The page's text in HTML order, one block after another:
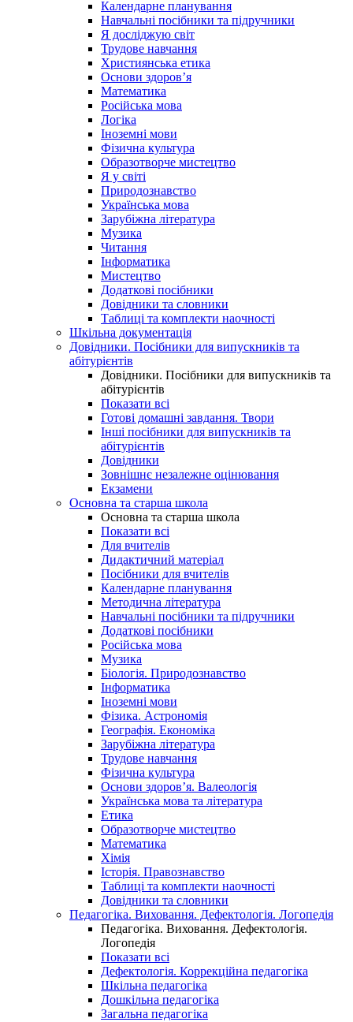
Календарне планування
Навчальні посібники та підручники
Я досліджую світ
Трудове навчання
Християнська етика
Основи здоров’я
Математика
Російська мова
Логіка
Іноземні мови
Фізична культура
Образотворче мистецтво
Я у світі
Природознавство
Українська мова
Зарубіжна література
Музика
Читання
Інформатика
Мистецтво
Додаткові посібники
Довідники та словники
Таблиці та комплекти наочності
Шкільна документація
Довідники. Посібники для випускників та
абітурієнтів
Довідники. Посібники для випускників та
абітурієнтів
Показати всі
Готові домашні завдання. Твори
Інші посібники для випускників та
абітурієнтів
Довідники
Зовнішнє незалежне оцінювання
Екзамени
Основна та старша школа
Основна та старша школа
Показати всі
Для вчителів
Дидактичний матеріал
Посібники для вчителів
Календарне планування
Методична література
Навчальні посібники та підручники
Додаткові посібники
Російська мова
Музика
Біологія. Природознавство
Інформатика
Іноземні мови
Фізика. Астрономія
Географія. Економіка
Зарубіжна література
Трудове навчання
Фізична культура
Основи здоров’я. Валеологія
Українська мова та література
Етика
Образотворче мистецтво
Математика
Хімія
Історія. Правознавство
Таблиці та комплекти наочності
Довідники та словники
Педагогіка. Виховання. Дефектологія. Логопедія
Педагогіка. Виховання. Дефектологія.
Логопедія
Показати всі
Дефектологія. Коррекційна педагогіка
Шкільна педагогіка
Дошкільна педагогіка
Загальна педагогіка